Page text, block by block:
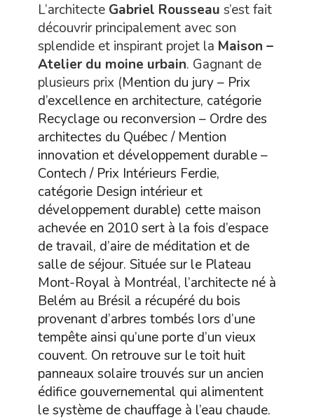
L’architecte Gabriel Rousseau s’est fait
découvrir principalement avec son
splendide et inspirant projet la Maison –
Atelier du moine urbain. Gagnant de
plusieurs prix (Mention du jury – Prix
d’excellence en architecture, catégorie
Recyclage ou reconversion – Ordre des
architectes du Québec / Mention
innovation et développement durable –
Contech / Prix Intérieurs Ferdie,
catégorie Design intérieur et
développement durable) cette maison
achevée en 2010 sert à la fois d’espace
de travail, d’aire de méditation et de
salle de séjour. Située sur le Plateau
Mont-Royal à Montréal, l’architecte né à
Belém au Brésil a récupéré du bois
provenant d’arbres tombés lors d’une
tempête ainsi qu’une porte d’un vieux
couvent. On retrouve sur le toit huit
panneaux solaire trouvés sur un ancien
édifice gouvernemental qui alimentent
le système de chauffage à l’eau chaude.